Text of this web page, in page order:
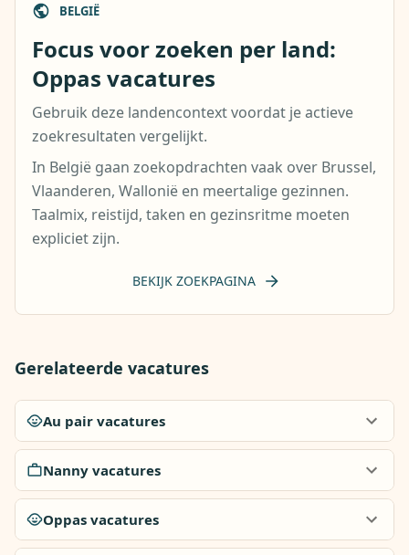
BELGIË
Focus voor zoeken per land:
Oppas vacatures
Gebruik deze landencontext voordat je actieve
zoekresultaten vergelijkt.
In België gaan zoekopdrachten vaak over Brussel,
Vlaanderen, Wallonië en meertalige gezinnen.
Taalmix, reistijd, taken en gezinsritme moeten
expliciet zijn.
BEKIJK ZOEKPAGINA
Gerelateerde vacatures
Au pair vacatures
Nanny vacatures
Oppas vacatures